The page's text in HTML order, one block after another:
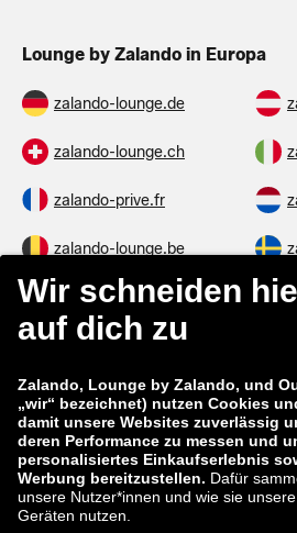
Lounge by Zalando in Europa
zalando-lounge.de
zalando-lounge.ch
zalando-prive.fr
zalando-lounge.be
zalando-lounge.fi
zalando-lounge.co.uk
zalando-prive.es
zalando-lounge.lt
zalando-lounge.ro